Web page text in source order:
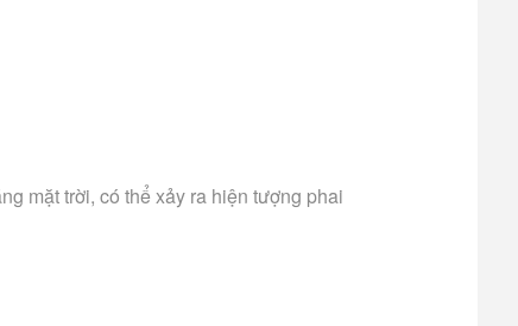
mặt trời, có thể xảy ra hiện tượng phai